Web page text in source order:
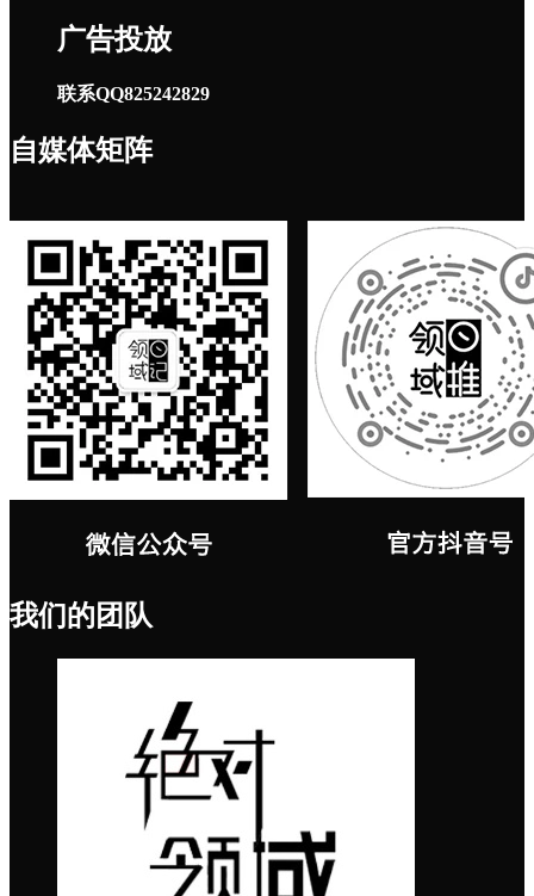
广告投放
联系QQ825242829
自媒体矩阵
我们的团队